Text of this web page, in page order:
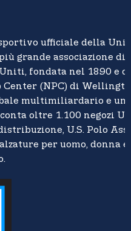
ufficiale della
grande associazione di
fondata nel 1890 e
Center (NPC) di
multimiliardario e
oltre 1.100 negozi
U.S. Polo
per uomo, donna